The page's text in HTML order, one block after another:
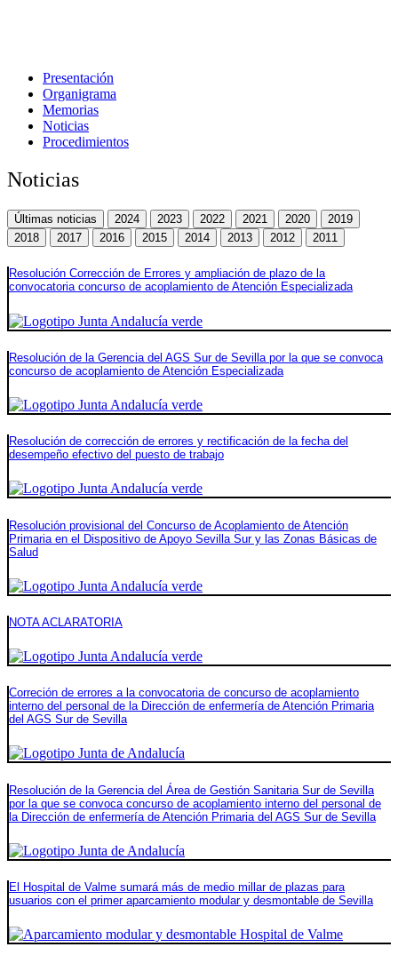
Presentación
Organigrama
Memorias
Noticias
Procedimientos
Noticias
Últimas noticias 2024 2023 2022 2021 2020
2019
2018
2017 2016 2015 2014 2013 2012 2011
Resolución Corrección de Errores y ampliación de plazo de la
convocatoria concurso de acoplamiento de Atención Especializada
Resolución de la Gerencia del AGS Sur de Sevilla por la que se convoca
concurso de acoplamiento de Atención Especializada
Resolución de corrección de errores y rectificación de la fecha del
desempeño efectivo del puesto de trabajo
Resolución provisional del Concurso de Acoplamiento de Atención
Primaria en el Dispositivo de Apoyo Sevilla Sur y las Zonas Básicas de
Salud
NOTA ACLARATORIA
Correción de errores a la convocatoria de concurso de acoplamiento
interno del personal de la Dirección de enfermería de Atención Primaria
del AGS Sur de Sevilla
Resolución de la Gerencia del Área de Gestión Sanitaria Sur de Sevilla
por la que se convoca concurso de acoplamiento interno del personal de
la Dirección de enfermería de Atención Primaria del AGS Sur de Sevilla
El Hospital de Valme sumará más de medio millar de plazas para
usuarios con el primer aparcamiento modular y desmontable de Sevilla